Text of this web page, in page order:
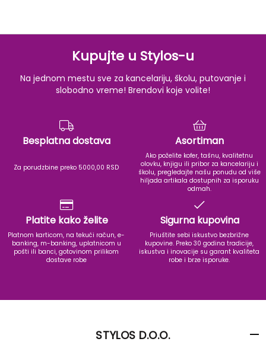
Kupujte u Stylos-u
Na jednom mestu sve za kancelariju, školu, putovanje i
slobodno vreme! Brendovi koje volite!
Besplatna dostava
Za porudzbine preko 5000,00 RSD
Asortiman
Ako poželite kofer, tašnu, kvalitetnu
olovku, knjigu ili pribor za kancelariju i
školu, pregledajte našu ponudu od više
hiljada artikala dostupnih za isporuku
odmah.
Platite kako želite
Platnom karticom, na tekući račun, e-
banking, m-banking, uplatnicom u
pošti ili banci, gotovinom prilikom
dostave robe
Sigurna kupovina
Priuštite sebi iskustvo bezbrižne
kupovine. Preko 30 godina tradicije,
iskustva i inovacije su garant kvaliteta
robe i brze isporuke.
STYLOS D.O.O.